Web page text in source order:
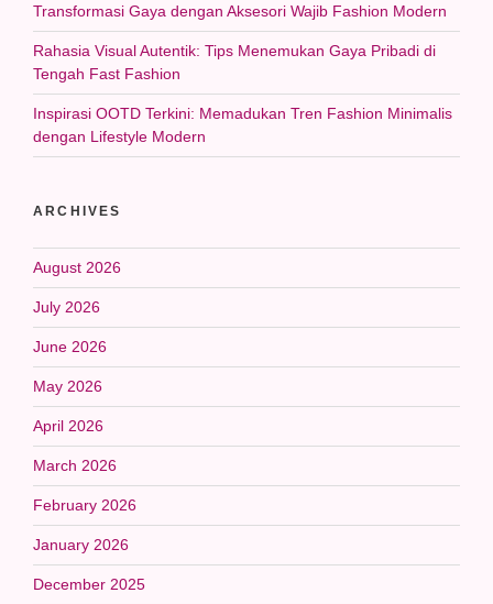
Transformasi Gaya dengan Aksesori Wajib Fashion Modern
Rahasia Visual Autentik: Tips Menemukan Gaya Pribadi di
Tengah Fast Fashion
Inspirasi OOTD Terkini: Memadukan Tren Fashion Minimalis
dengan Lifestyle Modern
ARCHIVES
August 2026
July 2026
June 2026
May 2026
April 2026
March 2026
February 2026
January 2026
December 2025